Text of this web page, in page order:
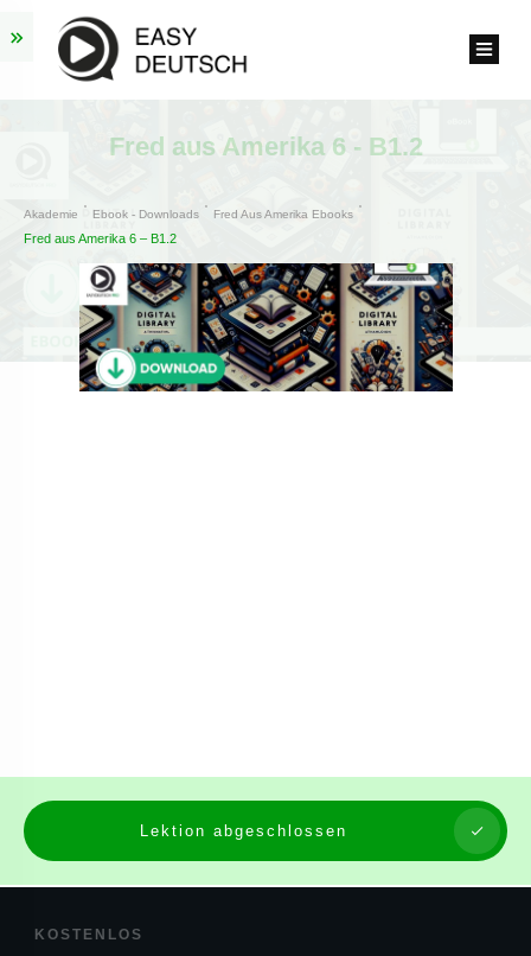
Fred aus Amerika 6 - B1.2
Akademie Ebook - Downloads Fred Aus Amerika Ebooks
Fred aus Amerika 6 – B1.2
Lektion abgeschlossen
KOSTENLOS